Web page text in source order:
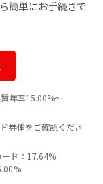
簡単にお手続きで
年率15.00%～
券種をご確認くださ
ード：17.64%